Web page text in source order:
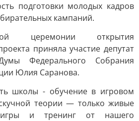
подготовки молодых кадров
кампаний.
церемонии открытия
приняла участие депутат
Федерального Собрания
Юлия Саранова.
школы - обучение в игровом
теории — только живые
и тренинг от нашего